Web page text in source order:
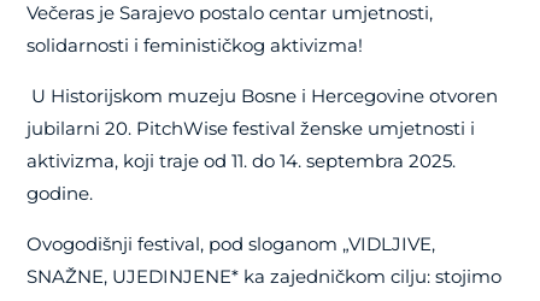
Večeras je Sarajevo postalo centar umjetnosti,
solidarnosti i feminističkog aktivizma!
U Historijskom muzeju Bosne i Hercegovine otvoren
jubilarni 20. PitchWise festival ženske umjetnosti i
aktivizma, koji traje od 11. do 14. septembra 2025.
godine.
Ovogodišnji festival, pod sloganom „VIDLJIVE,
SNAŽNE, UJEDINJENE* ka zajedničkom cilju: stojimo